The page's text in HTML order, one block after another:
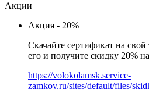
Акции
Акция - 20%
Скачайте сертификат на
его и получите скидку 20%
https://volokolamsk.service-
zamkov.ru/sites/default/files/